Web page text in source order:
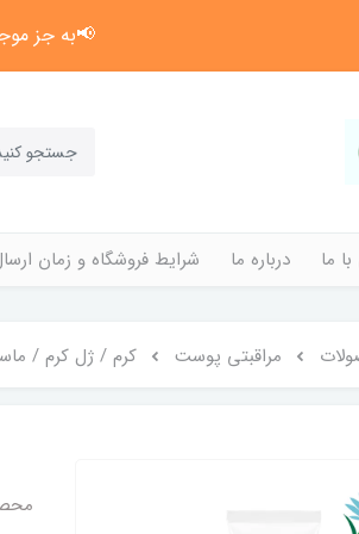
📢به جز
ما درباره ما شرایط فروشگاه و زمان
مراقبتی پوست کرم / ژل کرم /